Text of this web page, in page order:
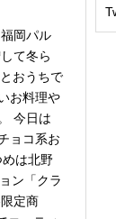
岡パル
て冬ら
おうちで
お料理や
今日は
ョコ系お
は北野
ン「クラ
定商